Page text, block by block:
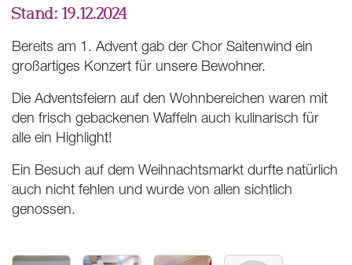
19.12.2024
Bereits am 1. Advent gab der Chor Saitenwind ein
großartiges Konzert für unsere Bewohner.
Die Adventsfeiern auf den Wohnbereichen waren mit
den frisch gebackenen Waffeln auch kulinarisch für
alle ein Highlight!
Ein Besuch auf dem Weihnachtsmarkt durfte natürlich
auch nicht fehlen und wurde von allen sichtlich
genossen.